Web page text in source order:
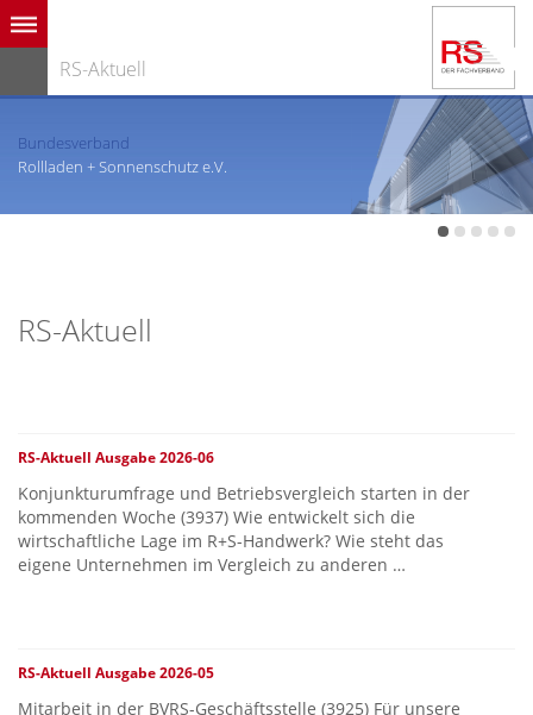
RS-Aktuell
Bundesverband
Rollladen + Sonnenschutz e.V.
RS-Aktuell
RS-Aktuell Ausgabe 2026-06
Konjunkturumfrage und Betriebsvergleich starten in der
kommenden Woche (3937) Wie entwickelt sich die
wirtschaftliche Lage im R+S-Handwerk? Wie steht das
eigene Unternehmen im Vergleich zu anderen …
RS-Aktuell Ausgabe 2026-05
Mitarbeit in der BVRS-Geschäftsstelle (3925) Für unsere